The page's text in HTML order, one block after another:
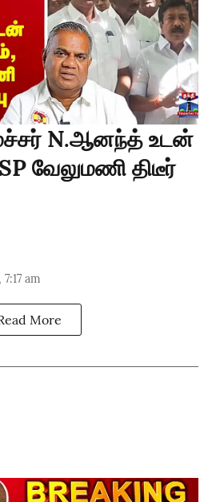
N.ஆனந்த் உடன்
வேலுமணி திடீர்
am
More